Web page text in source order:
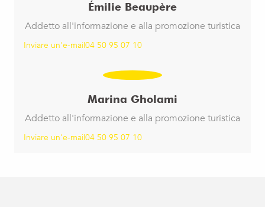
Émilie Beaupère
Addetto all'informazione e alla promozione turistica
Inviare un'e-mail04 50 95 07 10
Marina Gholami
Addetto all'informazione e alla promozione turistica
Inviare un'e-mail04 50 95 07 10